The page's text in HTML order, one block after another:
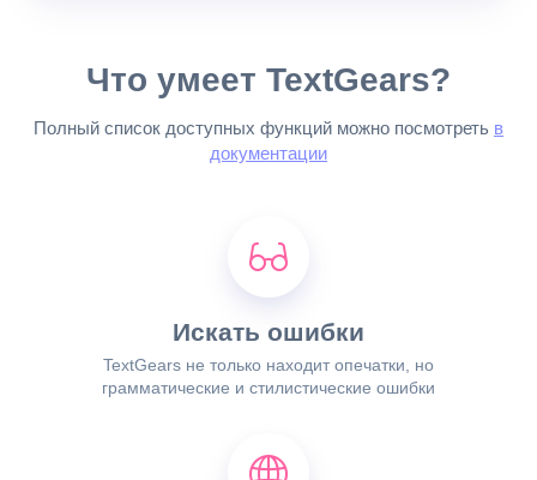
Что умеет TextGears?
Полный список доступных функций можно посмотреть в
документации
Искать ошибки
TextGears не только находит опечатки, но
грамматические и стилистические ошибки